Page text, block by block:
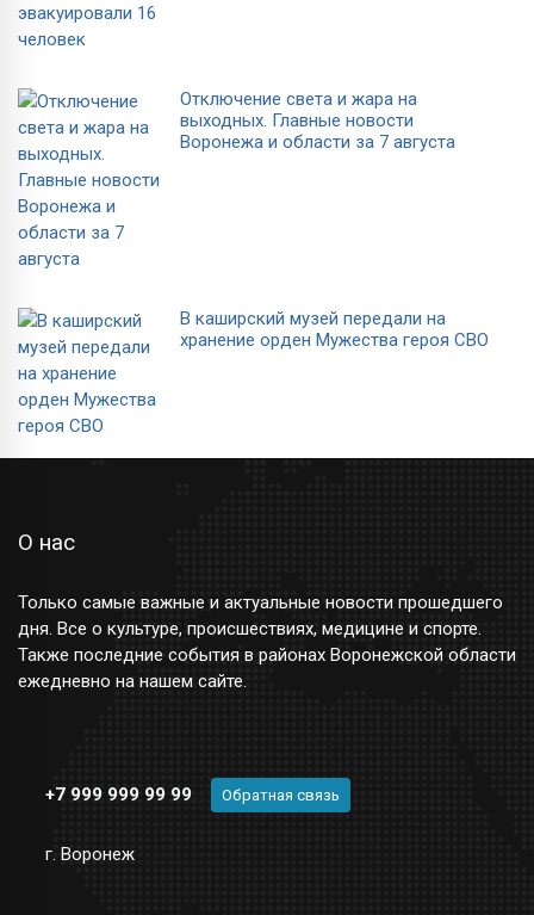
Отключение света и жара на
выходных. Главные новости
Воронежа и области за 7 августа
В каширский музей передали на
хранение орден Мужества героя СВО
О нас
Только самые важные и актуальные новости прошедшего
дня. Все о культуре, происшествиях, медицине и спорте.
Также последние события в районах Воронежской области
ежедневно на нашем сайте.
+7 999 999 99 99 Обратная связь
г. Воронеж